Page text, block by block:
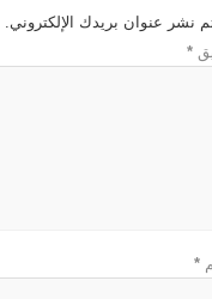
نشر عنوان بريدك الإلكتروني.
*
*